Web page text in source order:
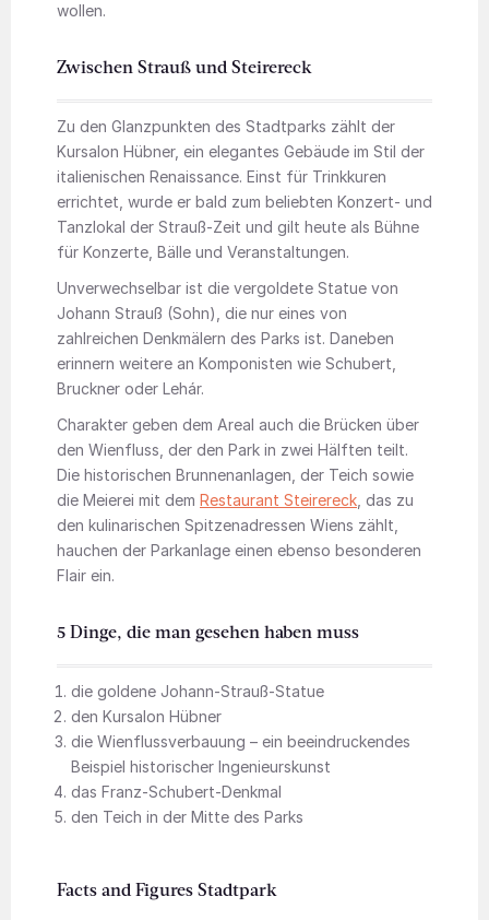
wollen.
Zwischen Strauß und Steirereck
Zu den Glanzpunkten des Stadtparks zählt der
Kursalon Hübner, ein elegantes Gebäude im Stil der
italienischen Renaissance. Einst für Trinkkuren
errichtet, wurde er bald zum beliebten Konzert- und
Tanzlokal der Strauß-Zeit und gilt heute als Bühne
für Konzerte, Bälle und Veranstaltungen.
Unverwechselbar ist die vergoldete Statue von
Johann Strauß (Sohn), die nur eines von
zahlreichen Denkmälern des Parks ist. Daneben
erinnern weitere an Komponisten wie Schubert,
Bruckner oder Lehár.
Charakter geben dem Areal auch die Brücken über
den Wienfluss, der den Park in zwei Hälften teilt.
Die historischen Brunnenanlagen, der Teich sowie
die Meierei mit dem Restaurant Steirereck , das zu
den kulinarischen Spitzenadressen Wiens zählt,
hauchen der Parkanlage einen ebenso besonderen
Flair ein.
5 Dinge, die man gesehen haben muss
die goldene Johann-Strauß-Statue
den Kursalon Hübner
die Wienflussverbauung – ein beeindruckendes
Beispiel historischer Ingenieurskunst
das Franz-Schubert-Denkmal
den Teich in der Mitte des Parks
Facts and Figures Stadtpark